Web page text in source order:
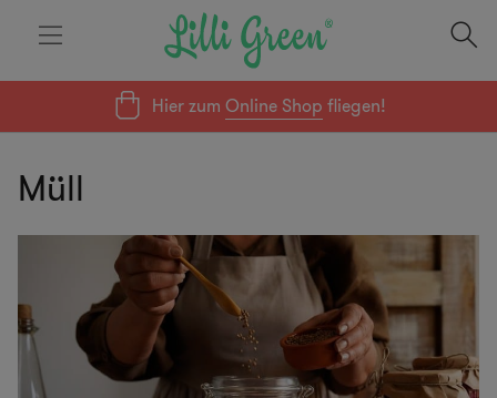
Hier zumOnline Shop fliegen!
Müll